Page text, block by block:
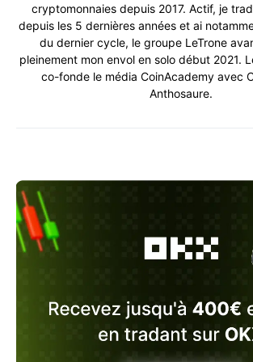
cryptomonnaies depuis 2017. Actif, je
depuis les 5 dernières années et ai
du dernier cycle, le groupe LeTrone
pleinement mon envol en solo début 2021.
co-fonde le média CoinAcademy avec
Anthosaure.